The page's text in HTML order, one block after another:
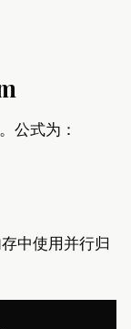
公式为：
中使用并行归